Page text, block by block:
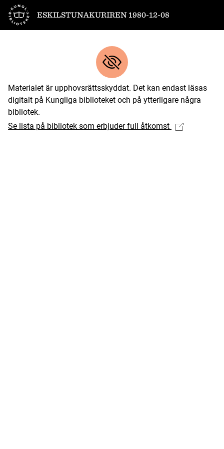
Till startsidan
ESKILSTUNAKURIREN 1980-12-08
Materialet är upphovsrättsskyddat. Det kan endast läsas
digitalt på Kungliga biblioteket och på ytterligare några
bibliotek.
Se lista på bibliotek som erbjuder full åtkomst